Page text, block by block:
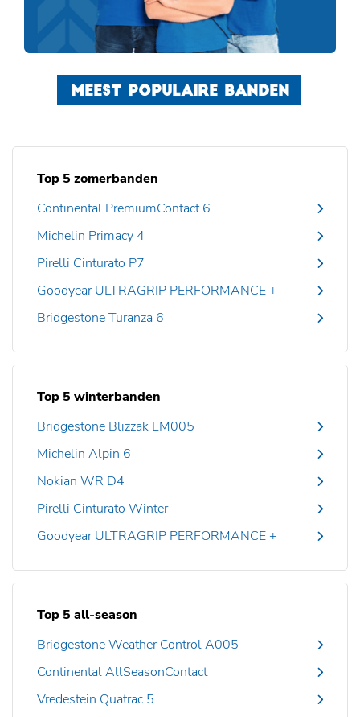
MEEST POPULAIRE BANDEN
Top 5 zomerbanden
Continental PremiumContact 6
Michelin Primacy 4
Pirelli Cinturato P7
Goodyear ULTRAGRIP PERFORMANCE +
Bridgestone Turanza 6
Top 5 winterbanden
Bridgestone Blizzak LM005
Michelin Alpin 6
Nokian WR D4
Pirelli Cinturato Winter
Goodyear ULTRAGRIP PERFORMANCE +
Top 5 all-season
Bridgestone Weather Control A005
Continental AllSeasonContact
Vredestein Quatrac 5